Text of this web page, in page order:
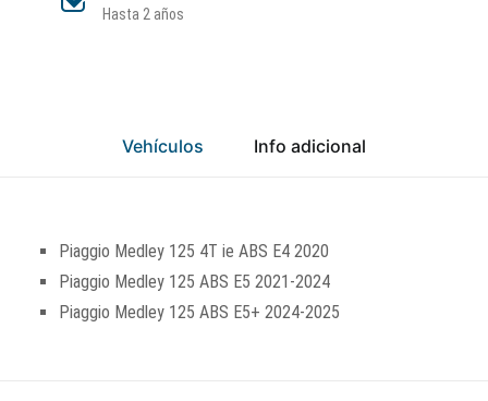
Hasta 2 años
Vehículos Info adicional
Piaggio Medley 125 4T ie ABS E4 2020
Piaggio Medley 125 ABS E5 2021-2024
Piaggio Medley 125 ABS E5+ 2024-2025